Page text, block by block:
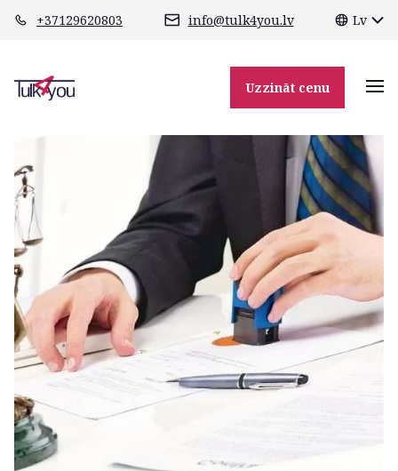
+37129620803 info@tulk4you.lv Lv
Uzzināt cenu
class="header-margin " role="main"